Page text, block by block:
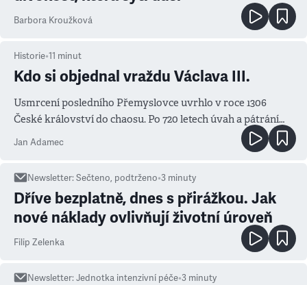
Barbora Kroužková
Historie•11 minut
Kdo si objednal vraždu Václava III.
Usmrcení posledního Přemyslovce uvrhlo v roce 1306
České království do chaosu. Po 720 letech úvah a pátrání
známe jména podezřelých
Jan Adamec
Newsletter:Sečteno, podtrženo•3 minuty
Dříve bezplatně, dnes s přirážkou. Jak
nové náklady ovlivňují životní úroveň
Filip Zelenka
Newsletter:Jednotka intenzivní péče•3 minuty